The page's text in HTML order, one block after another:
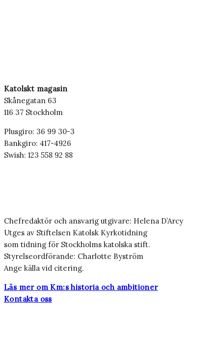
Katolskt magasin
Skånegatan 63
116 37 Stockholm
Plusgiro: 36 99 30-3
Bankgiro: 417-4926
Swish: 123 558 92 88
Chefredaktör och ansvarig utgivare: Helena D’Arcy
Utges av Stiftelsen Katolsk Kyrkotidning
som tidning för Stockholms katolska stift.
Styrelseordförande: Charlotte Byström
Ange källa vid citering.
Läs mer om Km:s historia och ambitioner
Kontakta oss